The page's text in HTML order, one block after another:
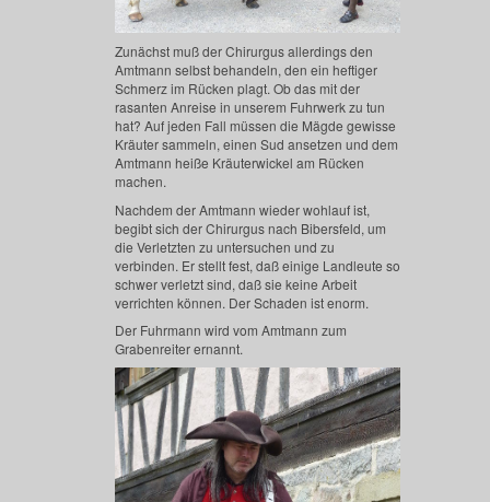
Zunächst muß der Chirurgus allerdings den
Amtmann selbst behandeln, den ein heftiger
Schmerz im Rücken plagt. Ob das mit der
rasanten Anreise in unserem Fuhrwerk zu tun
hat? Auf jeden Fall müssen die Mägde gewisse
Kräuter sammeln, einen Sud ansetzen und dem
Amtmann heiße Kräuterwickel am Rücken
machen.
Nachdem der Amtmann wieder wohlauf ist,
begibt sich der Chirurgus nach Bibersfeld, um
die Verletzten zu untersuchen und zu
verbinden. Er stellt fest, daß einige Landleute so
schwer verletzt sind, daß sie keine Arbeit
verrichten können. Der Schaden ist enorm.
Der Fuhrmann wird vom Amtmann zum
Grabenreiter ernannt.